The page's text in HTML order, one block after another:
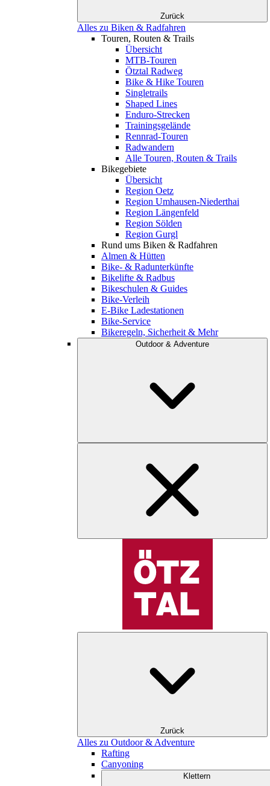
Zurück
Alles zu Biken & Radfahren
Touren, Routen & Trails
Übersicht
MTB-Touren
Ötztal Radweg
Bike & Hike Touren
Singletrails
Shaped Lines
Enduro-Strecken
Trainingsgelände
Rennrad-Touren
Radwandern
Alle Touren, Routen & Trails
Bikegebiete
Übersicht
Region Oetz
Region Umhausen-Niederthai
Region Längenfeld
Region Sölden
Region Gurgl
Rund ums Biken & Radfahren
Almen & Hütten
Bike- & Radunterkünfte
Bikelifte & Radbus
Bikeschulen & Guides
Bike-Verleih
E-Bike Ladestationen
Bike-Service
Bikeregeln, Sicherheit & Mehr
Outdoor & Adventure
Zurück
Alles zu Outdoor & Adventure
Rafting
Canyoning
Klettern